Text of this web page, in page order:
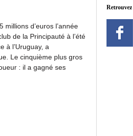
d’euros l’année
de la Principauté à l’été
à l’Uruguay, a
Le cinquième plus gros
: il a gagné ses